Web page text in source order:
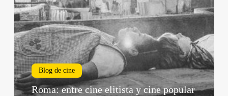
cine
elitista
y
cine
popular
Blog de cine
Roma: entre cine elitista y cine popular